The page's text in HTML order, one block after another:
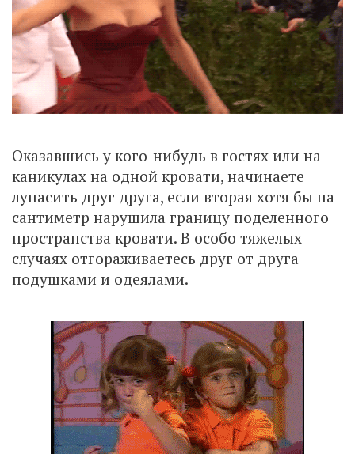
Оказавшись у кого-нибудь в гостях или на
каникулах на одной кровати, начинаете
лупасить друг друга, если вторая хотя бы на
сантиметр нарушила границу поделенного
пространства кровати. В особо тяжелых
случаях отгораживаетесь друг от друга
подушками и одеялами.